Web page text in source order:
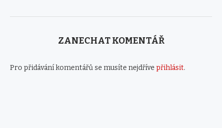
ZANECHAT KOMENTÁŘ
Pro přidávání komentářů se musíte nejdříve přihlásit.